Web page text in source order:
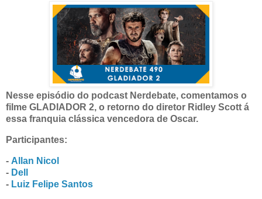
Nesse episódio do podcast Nerdebate, comentamos o
filme GLADIADOR 2, o retorno do diretor Ridley Scott á
essa franquia clássica vencedora de Oscar.
Participantes:
- Allan Nicol
- Dell
- Luiz Felipe Santos